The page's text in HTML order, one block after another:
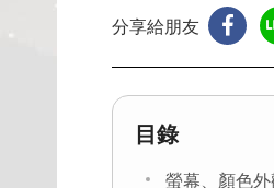
分享給朋友
目錄
螢幕、顏色